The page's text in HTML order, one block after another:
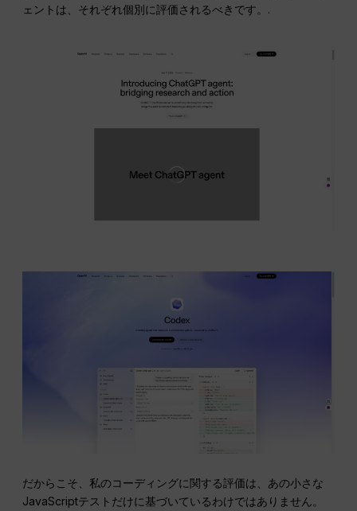
ェントは、それぞれ個別に評価されるべきです。.
だからこそ、私のコーディングに関する評価は、あの小さな
JavaScriptテストだけに基づいているわけではありません。